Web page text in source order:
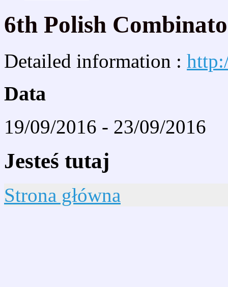
6th Polish
Detailed information :
Data
19/09/2016 - 23/09/2016
Jesteś tutaj
Strona główna